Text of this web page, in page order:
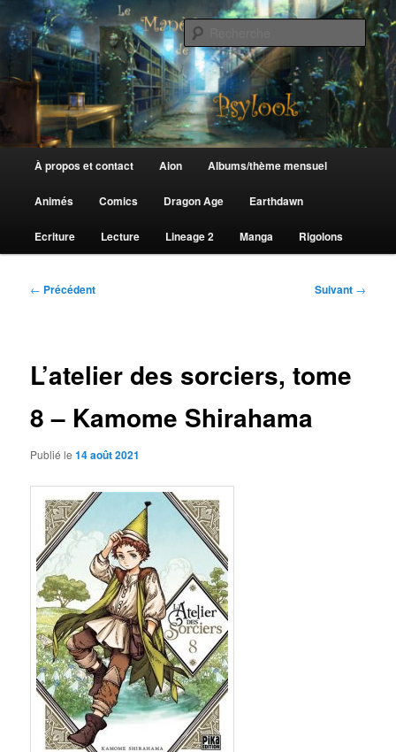
au
contenu
principalLe Manège de Psylook
principal
À propos et contact Aion Albums/thème mensuel
Animés Comics Dragon Age Earthdawn
Ecriture Lecture Lineage 2 Manga Rigolons
Navigation
← Précédent Suivant →
L’atelier des sorciers, tome
8 – Kamome Shirahama
Publié le14 août 2021